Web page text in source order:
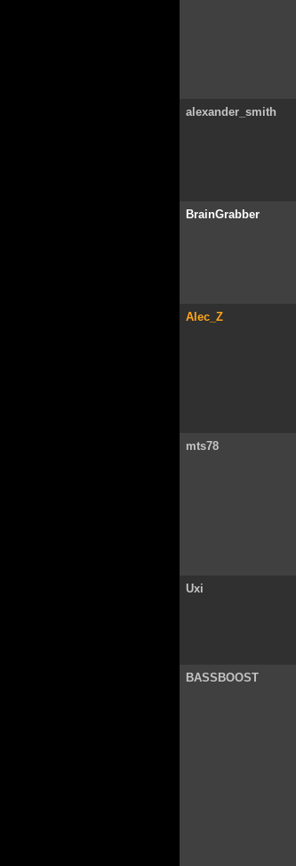
alexander_smith
BrainGrabber
Alec_Z
mts78
Uxi
BASSBOOST